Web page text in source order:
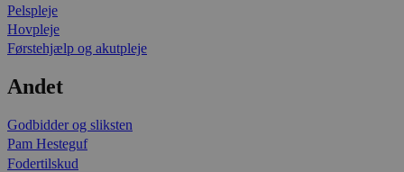
Pelspleje
Hovpleje
Førstehjælp og akutpleje
Andet
Godbidder og sliksten
Pam Hesteguf
Fodertilskud